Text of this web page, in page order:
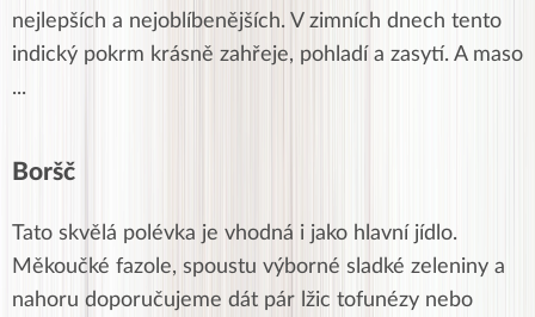
nejlepších a nejoblíbenějších. V zimních dnech tento
indický pokrm krásně zahřeje, pohladí a zasytí. A maso
...
Boršč
Tato skvělá polévka je vhodná i jako hlavní jídlo.
Měkoučké fazole, spoustu výborné sladké zeleniny a
nahoru doporučujeme dát pár lžic tofunézy nebo